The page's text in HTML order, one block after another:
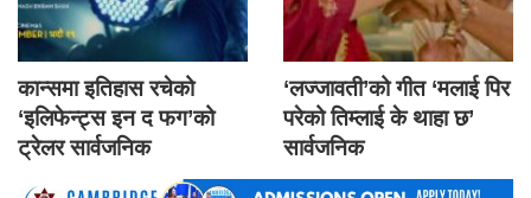
कान्समा इतिहास रचेको
‘इलिफेन्ट्स इन द फग’को
ट्रेलर सार्वजनिक
‘लज्जावती’को गीत ‘मलाई पिर
परेको तिम्लाई के थाहा छ’
सार्वजनिक